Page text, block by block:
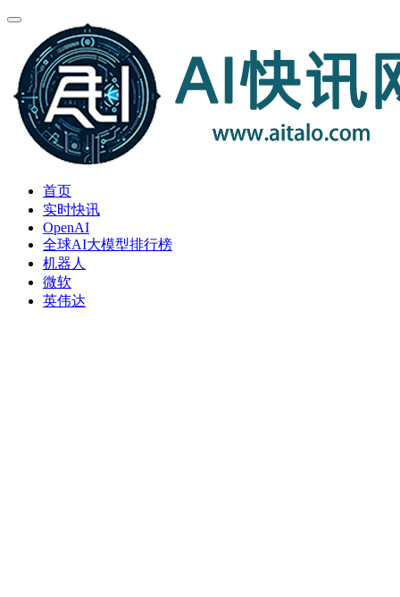
首页
实时快讯
OpenAI
全球AI大模型排行榜
机器人
微软
英伟达